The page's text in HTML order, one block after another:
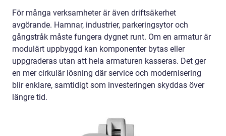
För många verksamheter är även driftsäkerhet
avgörande. Hamnar, industrier, parkeringsytor och
gångstråk måste fungera dygnet runt. Om en armatur är
modulärt uppbyggd kan komponenter bytas eller
uppgraderas utan att hela armaturen kasseras. Det ger
en mer cirkulär lösning där service och modernisering
blir enklare, samtidigt som investeringen skyddas över
längre tid.